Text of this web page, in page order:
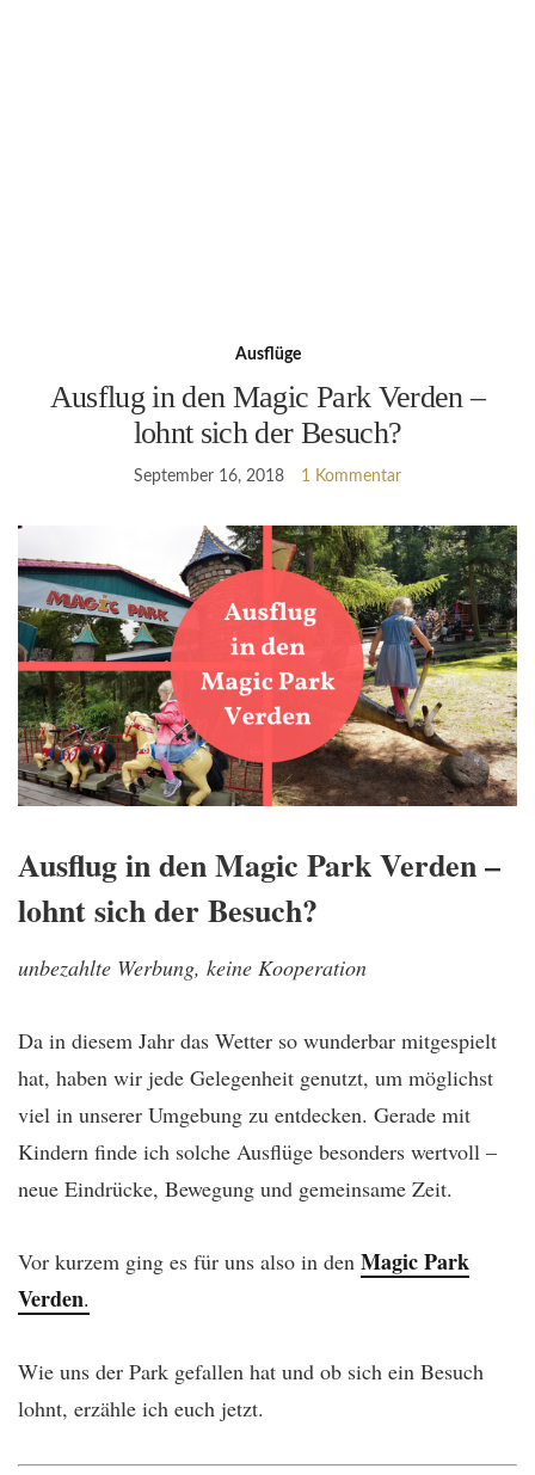
Ausflüge
Ausflug in den Magic Park Verden –
lohnt sich der Besuch?
September 16, 2018 1 Kommentar
Ausflug in den Magic Park Verden –
lohnt sich der Besuch?
unbezahlte Werbung, keine Kooperation
Da in diesem Jahr das Wetter so wunderbar mitgespielt
hat, haben wir jede Gelegenheit genutzt, um möglichst
viel in unserer Umgebung zu entdecken. Gerade mit
Kindern finde ich solche Ausflüge besonders wertvoll –
neue Eindrücke, Bewegung und gemeinsame Zeit.
Vor kurzem ging es für uns also in den Magic Park
Verden.
Wie uns der Park gefallen hat und ob sich ein Besuch
lohnt, erzähle ich euch jetzt.